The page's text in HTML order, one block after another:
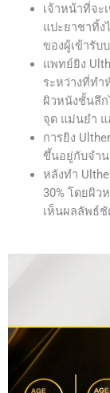
เจ้าหน้าที่จะ
แปะยาชาทิ้
ของผู้เข้ารับ
แพทย์ยิง
ระหว่างที่ทำ
ผิวหนังชั้นลึก
จุด แม่นยำ แ
การยิง
ขึ้นอยู่กับจำ
หลังทำ
30% โดยผิว
เห็นผลลัพธ์ชั